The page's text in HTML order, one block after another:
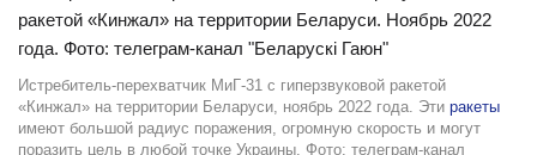
Истребитель-перехватчик МиГ-31 с гиперзвуковой ракетой
«Кинжал» на территории Беларуси, ноябрь 2022 года. Эти ракеты
имеют большой радиус поражения, огромную скорость и могут
поразить цель в любой точке Украины. Фото: телеграм-канал